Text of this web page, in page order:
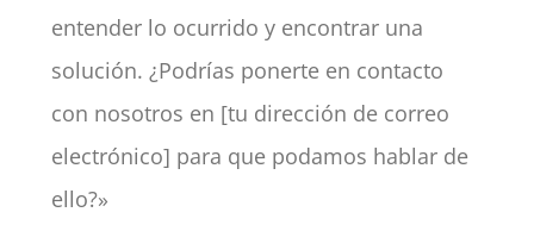
entender lo ocurrido y encontrar una
solución. ¿Podrías ponerte en contacto
con nosotros en [tu dirección de correo
electrónico] para que podamos hablar de
ello?»